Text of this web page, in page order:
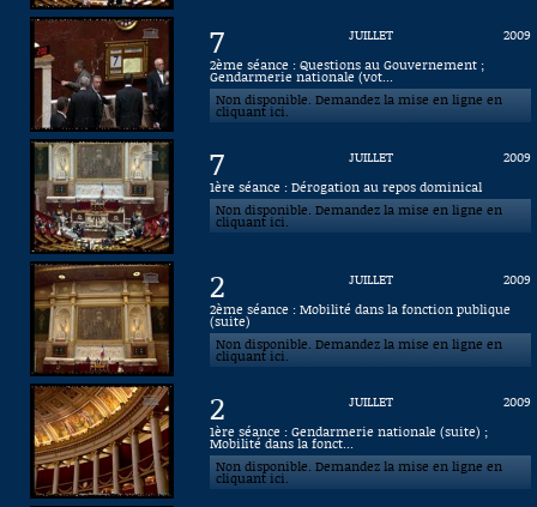
7 JUILLET
2009
2ème séance : Questions au Gouvernement ;
Gendarmerie nationale (vot...
Non disponible. Demandez la mise en ligne en
cliquant ici.
7 JUILLET
2009
1ère séance : Dérogation au repos dominical
Non disponible. Demandez la mise en ligne en
cliquant ici.
2 JUILLET
2009
2ème séance : Mobilité dans la fonction publique
(suite)
Non disponible. Demandez la mise en ligne en
cliquant ici.
2 JUILLET
2009
1ère séance : Gendarmerie nationale (suite) ;
Mobilité dans la fonct...
Non disponible. Demandez la mise en ligne en
cliquant ici.